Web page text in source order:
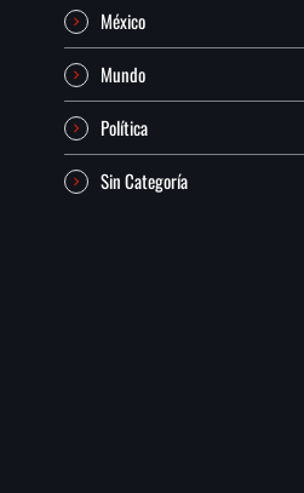
México
Mundo
Política
Sin Categoría